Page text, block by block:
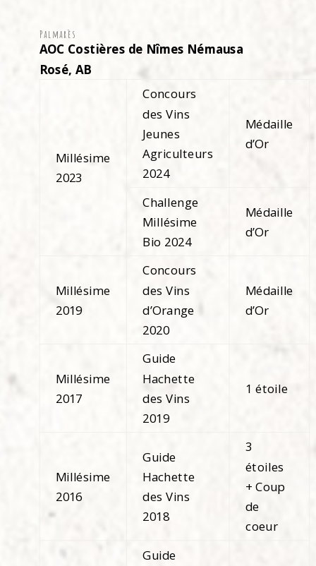
Palmarès
AOC Costières de Nîmes Némausa
Rosé, AB
Millésime
2023
Concours
des Vins
Jeunes
Agriculteurs
2024
Médaille
d’Or
Challenge
Millésime
Bio 2024
Médaille
d’Or
Millésime
2019
Concours
des Vins
d’Orange
2020
Médaille
d’Or
Millésime
2017
Guide
Hachette
des Vins
2019
1 étoile
Millésime
2016
Guide
Hachette
des Vins
2018
3
étoiles
+ Coup
de
coeur
Guide